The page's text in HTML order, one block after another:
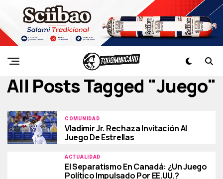
All Posts Tagged "juego"
COMUNIDAD
Vladimir Jr. Rechaza Invitación Al
Juego De Estrellas
ACTUALIDAD
El Separatismo En Canadá: ¿Un Juego
Político Impulsado Por EE.UU.?